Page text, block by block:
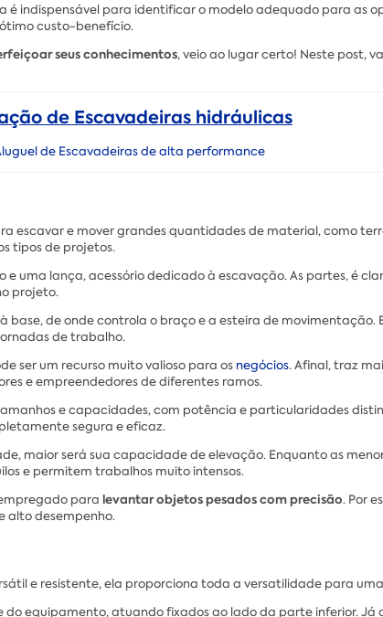
é indispensável para identificar o modelo adequado para as
custo-benefício.
seus conhecimentos, veio ao lugar certo! Neste post,
de Escavadeiras hidráulicas
de Escavadeiras de alta performance
escavar e mover grandes quantidades de material, como
tipos de projetos.
uma lança, acessório dedicado à escavação. As partes, é
projeto.
de onde controla o braço e a esteira de movimentação.
de trabalho.
ser um recurso muito valioso para os negócios. Afinal, traz
e empreendedores de diferentes ramos.
e capacidades, com potência e particularidades
segura e eficaz.
maior será sua capacidade de elevação. Enquanto as
e permitem trabalhos muito intensos.
para levantar objetos pesados com precisão. Por
alto desempenho.
e resistente, ela proporciona toda a versatilidade para
equipamento, atuando fixados ao lado da parte inferior. Já